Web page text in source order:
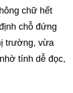
chữ hết
chỗ đứng
trường, vừa
tính dễ đọc,